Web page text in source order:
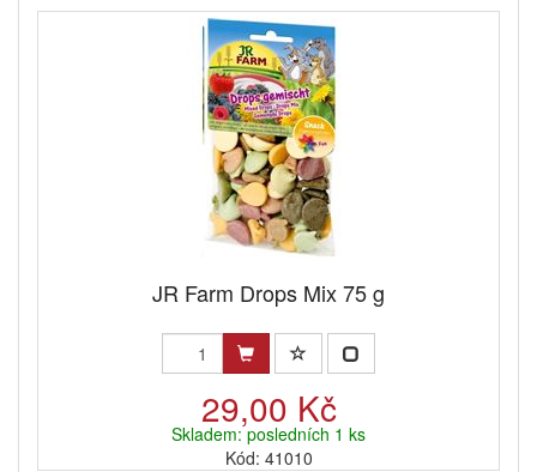
JR Farm Drops Mix 75 g
29,00 Kč
Skladem: posledních 1 ks
Kód: 41010